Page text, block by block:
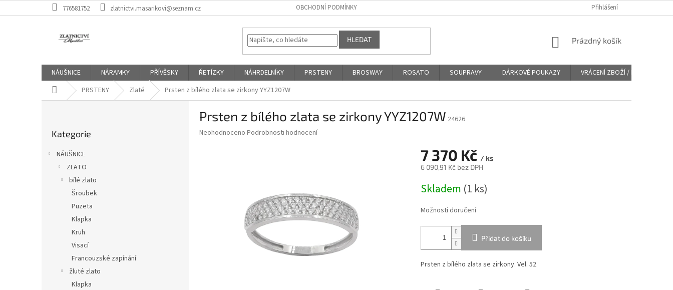
na
776581752 zlatnictvi.masarikovi@seznam.cz OBCHODNÍ PODMÍNKY Přihlášení
HLEDAT
NÁKUPNÍ
Prázdný košík
NÁUŠNICE NÁRAMKY PŘÍVĚSKY ŘETÍZKY NÁHRDELNÍKY PRSTENY BROSWAY ROSATO SOUPRAVY DÁRKOVÉ POUKAZY
VRÁCENÍ ZBOŽÍ / REKLAMACE
Domů PRSTENY Zlaté Prsten z bílého zlata se zirkony YYZ1207W
kategorie
Kategorie
NÁUŠNICE
ZLATO
bílé zlato
Šroubek
Puzeta
Klapka
Kruh
Visací
Francouzské zapínání
žluté zlato
Klapka
Prsten z bílého zlata se zirkony YYZ1207W 24626
Průměrné
Neohodnoceno Podrobnosti hodnocení
7 370 Kč / ks
6 090,91 Kč bez DPH
cena:
Skladem (1 ks)
Možnosti doručení
Přidat do košíku
Prsten z bílého zlata se zirkony. Vel. 52